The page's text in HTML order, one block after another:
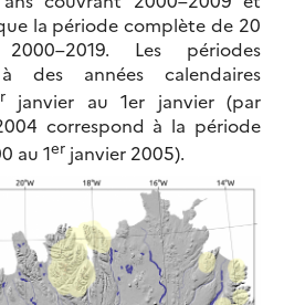
la période complète de 20
Les périodes
des années calendaires
janvier au 1er janvier (par
correspond à la période
au 1er janvier 2005).